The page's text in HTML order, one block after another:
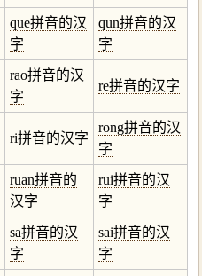
que拼音的汉
字
qun拼音的汉
字
rao拼音的汉
字
re拼音的汉字
ri拼音的汉字
rong拼音的汉
字
ruan拼音的
汉字
rui拼音的汉
字
sa拼音的汉
字
sai拼音的汉
字